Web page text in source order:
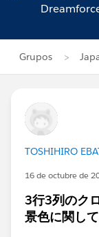
Grupos
TOSHIHIRO
16 de octubre de
3行3列のク
景色に関して